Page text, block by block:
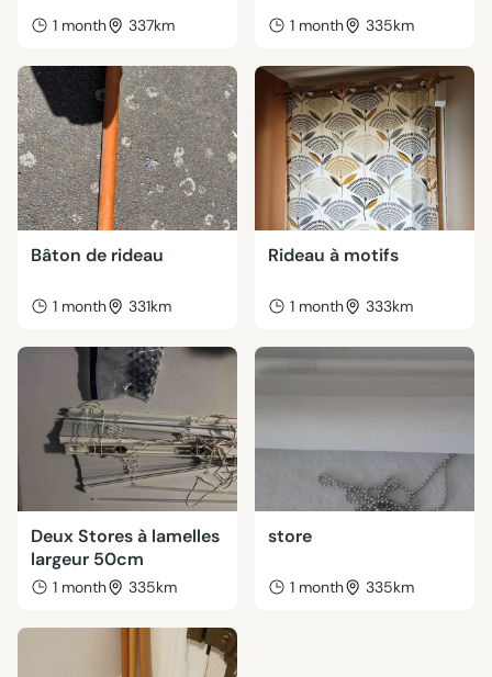
1 month 337km 1 month 335km
Bâton de rideau
1 month 331km
Rideau à motifs
1 month 333km
Deux Stores à lamelles
largeur 50cm
1 month 335km
store
1 month 335km